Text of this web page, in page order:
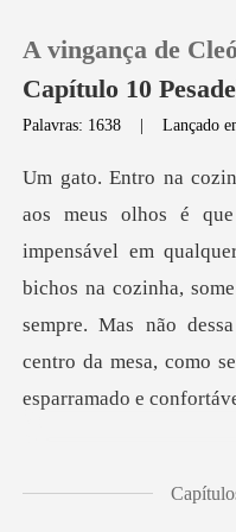
Loja
A vingança de
Capítulo 10
Palavras: 1638 |Lançado
m
bichos na cozinha,
sempre. Mas não des